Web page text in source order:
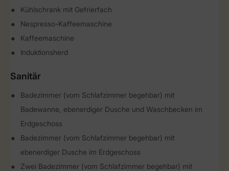
Kühlschrank mit Gefrierfach
Nespresso-Kaffeemaschine
Kaffeemaschine
Induktionsherd
Sanitär
Badezimmer (vom Schlafzimmer begehbar) mit
Badewanne, ebenerdiger Dusche und Waschbecken im
Erdgeschoss
Badezimmer (vom Schlafzimmer begehbar) mit
ebenerdiger Dusche im Erdgeschoss
Zwei Badezimmer (vom Schlafzimmer begehbar) mit